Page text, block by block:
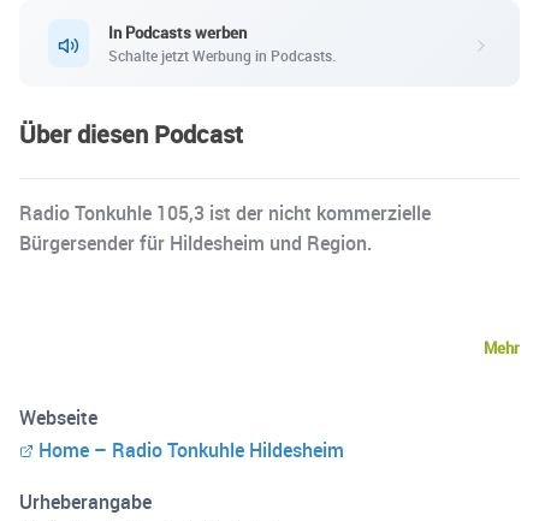
In Podcasts werben
Schalte jetzt Werbung in Podcasts.
Über diesen Podcast
Radio Tonkuhle 105,3 ist der nicht kommerzielle
Bürgersender für Hildesheim und Region.
Mehr
Webseite
Home – Radio Tonkuhle Hildesheim
Urheberangabe